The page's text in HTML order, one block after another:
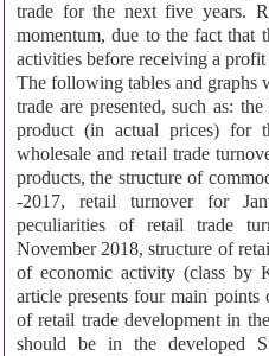
trade for the next five years.
momentum, due to the fact that
activities before receiving a
The following tables and graphs
trade are presented, such as:
product (in actual prices) for
wholesale and retail trade
products, the structure of
-2017, retail turnover for
peculiarities of retail trade
November 2018, structure of
of economic activity (class by
article presents four main
of retail trade development in
should be in the developed